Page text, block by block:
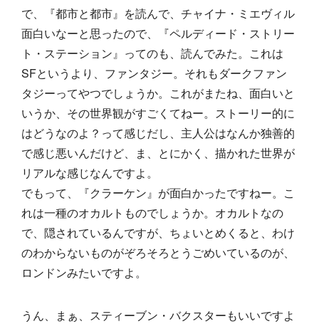
で、『都市と都市』を読んで、チャイナ・ミエヴィル
面白いなーと思ったので、『ペルディード・ストリー
ト・ステーション』ってのも、読んでみた。これは
SFというより、ファンタジー。それもダークファン
タジーってやつでしょうか。これがまたね、面白いと
いうか、その世界観がすごくてねー。ストーリー的に
はどうなのよ？って感じだし、主人公はなんか独善的
で感じ悪いんだけど、ま、とにかく、描かれた世界が
リアルな感じなんですよ。
でもって、『クラーケン』が面白かったですねー。こ
れは一種のオカルトものでしょうか。オカルトなの
で、隠されているんですが、ちょいとめくると、わけ
のわからないものがぞろそろとうごめいているのが、
ロンドンみたいですよ。
うん、まぁ、スティーブン・バクスターもいいですよ